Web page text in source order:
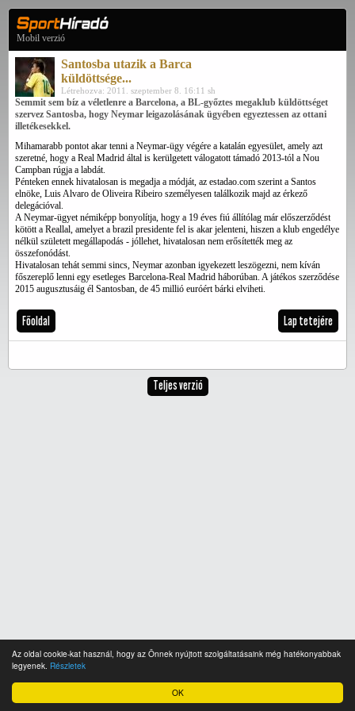
OK
Az oldal cookie-kat használ, hogy az Önnek nyújtott szolgáltatásaink még hatékonyabbak
legyenek. Részletek
Mobil verzió
Santosba utazik a Barca
küldöttsége...
Létrehozva: 2011. szeptember 8. 16:11 sh
Semmit sem bíz a véletlenre a Barcelona, a BL-győztes megaklub küldöttséget
szervez Santosba, hogy Neymar leigazolásának ügyében egyeztessen az ottani
illetékesekkel.
Mihamarabb pontot akar tenni a Neymar-ügy végére a katalán egyesület, amely azt
szeretné, hogy a Real Madrid által is kerülgetett válogatott támadó 2013-tól a Nou
Campban rúgja a labdát.
Pénteken ennek hivatalosan is megadja a módját, az estadao.com szerint a Santos
elnöke, Luis Alvaro de Oliveira Ribeiro személyesen találkozik majd az érkező
delegációval.
A Neymar-ügyet némiképp bonyolítja, hogy a 19 éves fiú állítólag már előszerződést
kötött a Reallal, amelyet a brazil presidente fel is akar jelenteni, hiszen a klub engedélye
nélkül született megállapodás - jóllehet, hivatalosan nem erősítették meg az
összefonódást.
Hivatalosan tehát semmi sincs, Neymar azonban igyekezett leszögezni, nem kíván
főszereplő lenni egy esetleges Barcelona-Real Madrid háborúban. A játékos szerződése
2015 augusztusáig él Santosban, de 45 millió euróért bárki elviheti.
Főoldal Lap tetejére
Teljes verzió